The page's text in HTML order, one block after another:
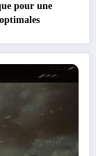
pour une